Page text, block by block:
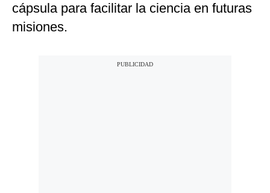
cápsula para facilitar la ciencia en futuras
misiones.